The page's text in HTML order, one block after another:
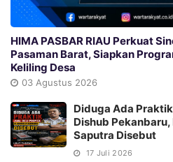
HIMA PASBAR RIAU Perkuat
Pasaman Barat, Siapkan
Keliling Desa
03 Agustus 2026
Diduga Ada
Dishub Pekanbaru,
Saputra Disebut
17 Juli 2026